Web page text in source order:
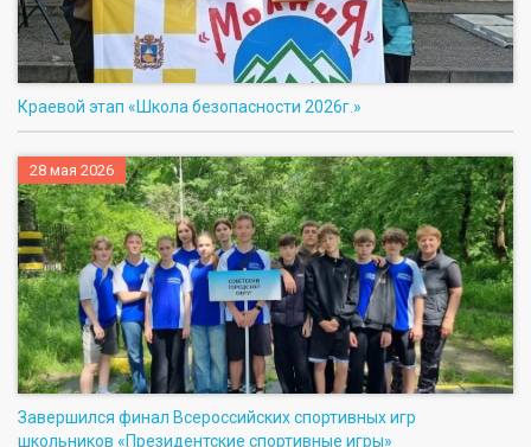
Краевой этап «Школа безопасности 2026г.»
28 мая 2026
Завершился финал Всероссийских спортивных игр
школьников «Президентские спортивные игры»